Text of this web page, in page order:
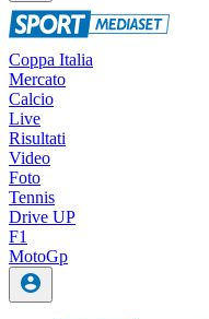
Coppa Italia
Mercato
Calcio
Live
Risultati
Video
Foto
Tennis
Drive UP
F1
MotoGp